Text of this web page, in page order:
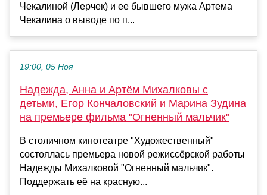
Чекалиной (Лерчек) и ее бывшего мужа Артема
Чекалина о выводе по п...
19:00, 05 Ноя
Надежда, Анна и Артём Михалковы с
детьми, Егор Кончаловский и Марина Зудина
на премьере фильма "Огненный мальчик"
В столичном кинотеатре "Художественный"
состоялась премьера новой режиссёрской работы
Надежды Михалковой "Огненный мальчик".
Поддержать её на красную...